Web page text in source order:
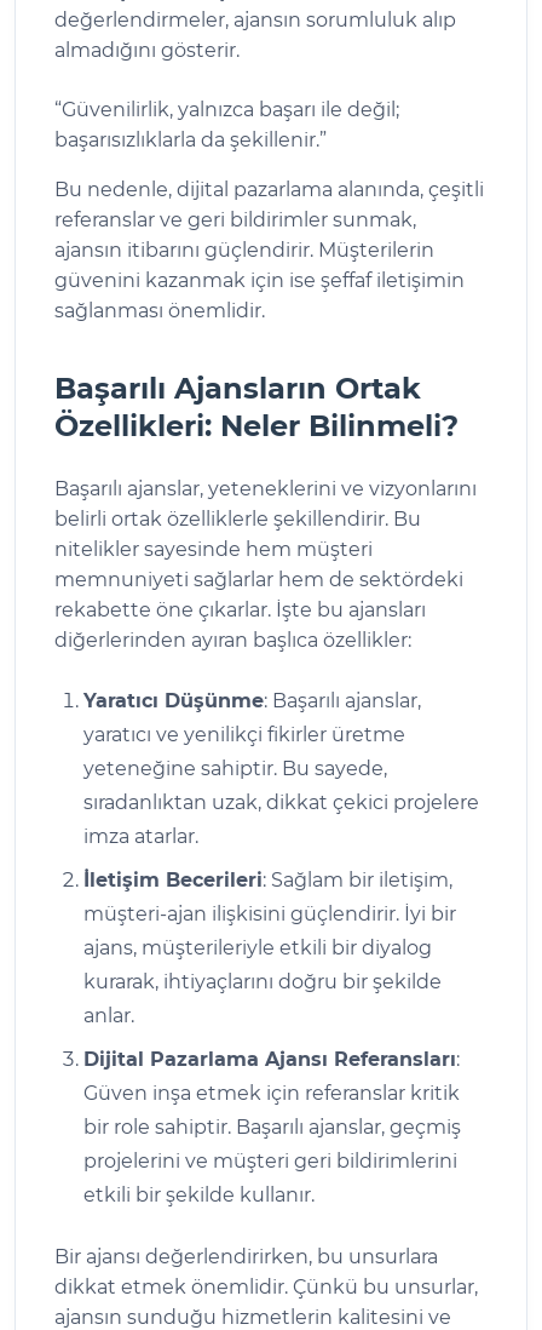
değerlendirmeler, ajansın sorumluluk alıp
almadığını gösterir.
“Güvenilirlik, yalnızca başarı ile değil;
başarısızlıklarla da şekillenir.”
Bu nedenle, dijital pazarlama alanında, çeşitli
referanslar ve geri bildirimler sunmak,
ajansın itibarını güçlendirir. Müşterilerin
güvenini kazanmak için ise şeffaf iletişimin
sağlanması önemlidir.
Başarılı Ajansların Ortak
Özellikleri: Neler Bilinmeli?
Başarılı ajanslar, yeteneklerini ve vizyonlarını
belirli ortak özelliklerle şekillendirir. Bu
nitelikler sayesinde hem müşteri
memnuniyeti sağlarlar hem de sektördeki
rekabette öne çıkarlar. İşte bu ajansları
diğerlerinden ayıran başlıca özellikler:
Yaratıcı Düşünme: Başarılı ajanslar,
yaratıcı ve yenilikçi fikirler üretme
yeteneğine sahiptir. Bu sayede,
sıradanlıktan uzak, dikkat çekici projelere
imza atarlar.
İletişim Becerileri: Sağlam bir iletişim,
müşteri-ajan ilişkisini güçlendirir. İyi bir
ajans, müşterileriyle etkili bir diyalog
kurarak, ihtiyaçlarını doğru bir şekilde
anlar.
Dijital Pazarlama Ajansı Referansları:
Güven inşa etmek için referanslar kritik
bir role sahiptir. Başarılı ajanslar, geçmiş
projelerini ve müşteri geri bildirimlerini
etkili bir şekilde kullanır.
Bir ajansı değerlendirirken, bu unsurlara
dikkat etmek önemlidir. Çünkü bu unsurlar,
ajansın sunduğu hizmetlerin kalitesini ve